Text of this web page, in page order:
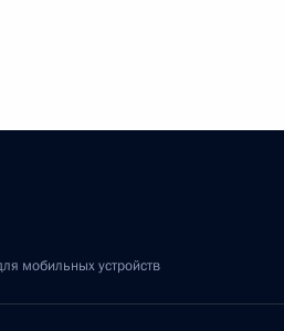
мобильных устройств